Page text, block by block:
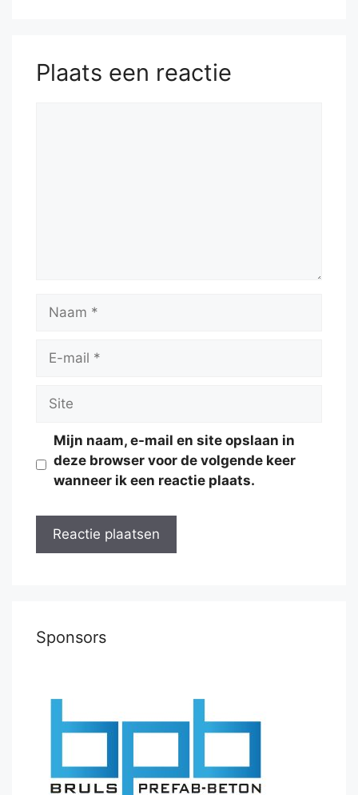
Plaats een reactie
Naam
Site
Mijn naam, e-mail en site opslaan in
deze browser voor de volgende keer
wanneer ik een reactie plaats.
Sponsors